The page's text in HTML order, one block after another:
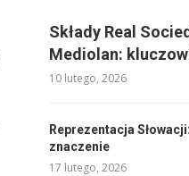
Składy Real
Mediolan:
10 lutego, 2026
Reprezentacja
znaczenie
17 lutego, 2026